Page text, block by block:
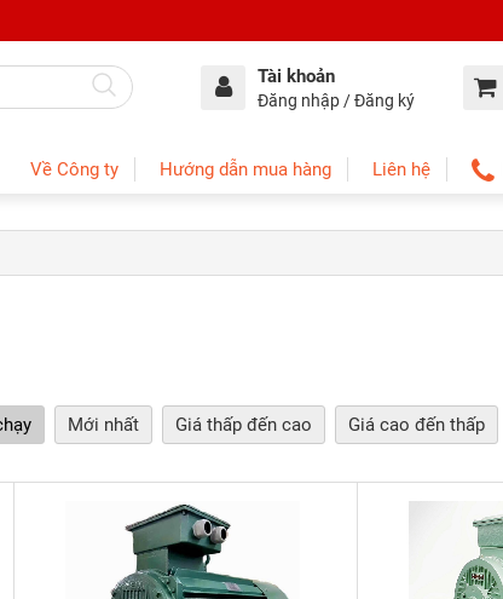
Tài khoản
Đăng nhập / Đăng ký
Về Công ty Hướng dẫn mua hàng Liên hệ
Mới nhất Giá thấp đến cao Giá cao đến thấp